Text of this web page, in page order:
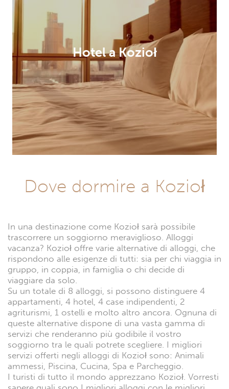
Hotel a Kozioł
Dove dormire a Kozioł
In una destinazione come Kozioł sarà possibile
trascorrere un soggiorno meraviglioso. Alloggi
vacanza? Kozioł offre varie alternative di alloggi, che
rispondono alle esigenze di tutti: sia per chi viaggia in
gruppo, in coppia, in famiglia o chi decide di
viaggiare da solo.
Su un totale di 8 alloggi, si possono distinguere 4
appartamenti, 4 hotel, 4 case indipendenti, 2
agriturismi, 1 ostelli e molto altro ancora. Ognuna di
queste alternative dispone di una vasta gamma di
servizi che renderanno più godibile il vostro
soggiorno tra le quali potrete scegliere. I migliori
servizi offerti negli alloggi di Kozioł sono: Animali
ammessi, Piscina, Cucina, Spa e Parcheggio.
I turisti di tutto il mondo apprezzano Kozioł. Vorresti